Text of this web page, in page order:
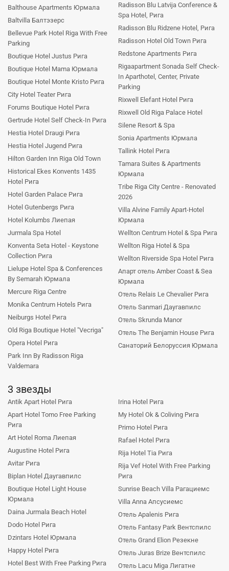
Balthouse Apartments Юрмала
Baltvilla Балтэзерс
Bellevue Park Hotel Riga With Free
Parking
Boutique Hotel Justus Рига
Boutique Hotel Mama Юрмала
Boutique Hotel Monte Kristo Рига
City Hotel Teater Рига
Forums Boutique Hotel Рига
Gertrude Hotel Self Check-In Рига
Hestia Hotel Draugi Рига
Hestia Hotel Jugend Рига
Hilton Garden Inn Riga Old Town
Historical Ekes Konvents 1435
Hotel Рига
Hotel Garden Palace Рига
Hotel Gutenbergs Рига
Hotel Kolumbs Лиепая
Jurmala Spa Hotel
Konventa Seta Hotel - Keystone
Collection Рига
Lielupe Hotel Spa & Conferences
By Semarah Юрмала
Mercure Riga Centre
Monika Centrum Hotels Рига
Neiburgs Hotel Рига
Old Riga Boutique Hotel "Vecriga"
Opera Hotel Рига
Park Inn By Radisson Riga
Valdemara
Radisson Blu Latvija Conference &
Spa Hotel, Рига
Radisson Blu Ridzene Hotel, Рига
Radisson Hotel Old Town Рига
Redstone Apartments Рига
Rigaapartment Sonada Self Check-
In Aparthotel, Center, Private
Parking
Rixwell Elefant Hotel Рига
Rixwell Old Riga Palace Hotel
Silene Resort & Spa
Sonia Apartments Юрмала
Tallink Hotel Рига
Tamara Suites & Apartments
Юрмала
Tribe Riga City Centre - Renovated
2026
Villa Alvine Family Apart-Hotel
Юрмала
Wellton Centrum Hotel & Spa Рига
Wellton Riga Hotel & Spa
Wellton Riverside Spa Hotel Рига
Апарт отель Amber Coast & Sea
Юрмала
Отель Relais Le Chevalier Рига
Отель Sanmari Даугавпилс
Отель Skrunda Manor
Отель The Benjamin House Рига
Санаторий Белоруссия Юрмала
3 звезды
Antik Apart Hotel Рига
Apart Hotel Tomo Free Parking
Рига
Art Hotel Roma Лиепая
Augustine Hotel Рига
Avitar Рига
Biplan Hotel Даугавпилс
Boutique Hotel Light House
Юрмала
Daina Jurmala Beach Hotel
Dodo Hotel Рига
Dzintars Hotel Юрмала
Happy Hotel Рига
Hotel Best With Free Parking Рига
Irina Hotel Рига
My Hotel Ok & Coliving Рига
Primo Hotel Рига
Rafael Hotel Рига
Rija Hotel Tia Рига
Rija Vef Hotel With Free Parking
Рига
Sunrise Beach Villa Рагациемс
Villa Anna Апсусиемс
Отель Apalenis Рига
Отель Fantasy Park Вентспилс
Отель Grand Elion Резекне
Отель Juras Brize Вентспилс
Отель Lacu Miga Лигатне